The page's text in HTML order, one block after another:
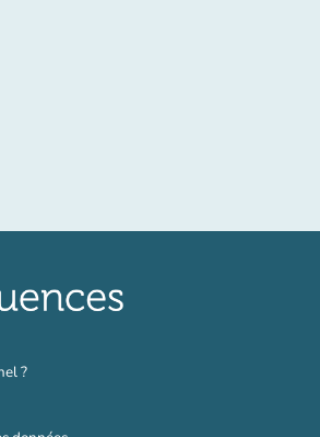
?(nouvel onglet)